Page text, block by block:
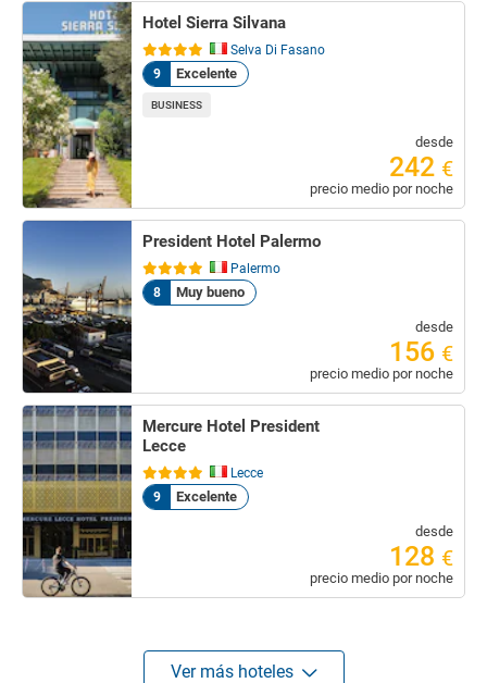
Hotel Sierra Silvana
Selva Di Fasano
9
Excelente
BUSINESS
desde
242 €
precio medio por noche
President Hotel Palermo
Palermo
8
Muy bueno
desde
156 €
precio medio por noche
Mercure Hotel President
Lecce
Lecce
9
Excelente
desde
128 €
precio medio por noche
Ver más hoteles